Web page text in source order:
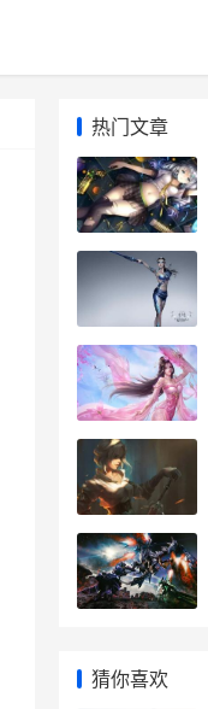
热门文章
猜你喜欢